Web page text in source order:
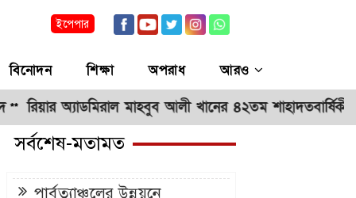
ইপেপার
বিনোদন শিক্ষা অপরাধ আরও
মাহবুব আলী খানের ৪২তম শাহাদতবার্ষিকী উপলক্ষে
সর্বশেষ-মতামত
পার্বত্যাঞ্চলের উন্নয়নে